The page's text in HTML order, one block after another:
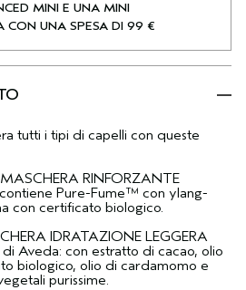
MINI E UNA MINI
CON UNA SPESA DI 99 €
tutti i tipi di capelli con queste
RINFORZANTE
Pure-Fume™ con ylang-
con certificato biologico.
IDRATAZIONE LEGGERA
Aveda: con estratto di cacao, olio
biologico, olio di cardamomo e
purissime.